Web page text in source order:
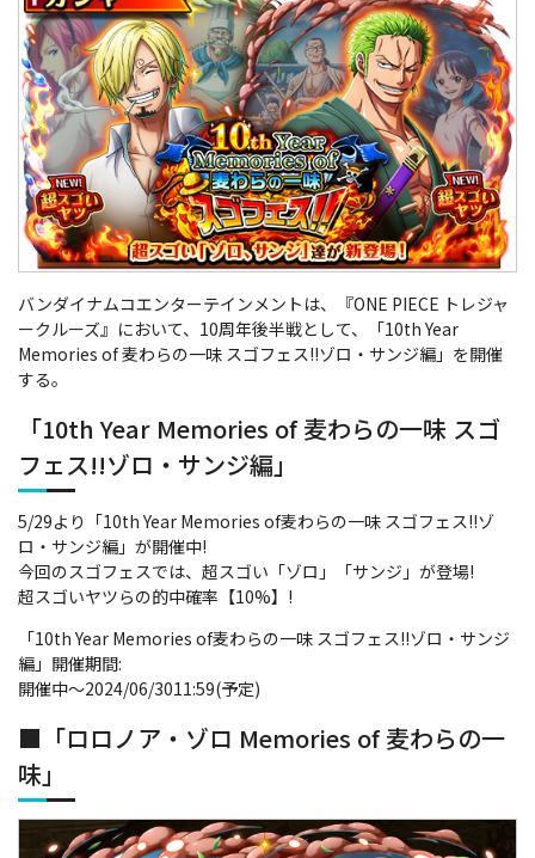
バンダイナムコエンターテインメントは、『ONE PIECE トレジャ
ークルーズ』において、10周年後半戦として、「10th Year
Memories of 麦わらの一味 スゴフェス!!ゾロ・サンジ編」を開催
する。
「10th Year Memories of 麦わらの一味 スゴ
フェス!!ゾロ・サンジ編」
5/29より「10th Year Memories of麦わらの一味 スゴフェス!!ゾ
ロ・サンジ編」が開催中!
今回のスゴフェスでは、超スゴい「ゾロ」「サンジ」が登場!
超スゴいヤツらの的中確率【10%】!
「10th Year Memories of麦わらの一味 スゴフェス!!ゾロ・サンジ
編」開催期間:
開催中～2024/06/3011:59(予定)
■「ロロノア・ゾロ Memories of 麦わらの一
味」